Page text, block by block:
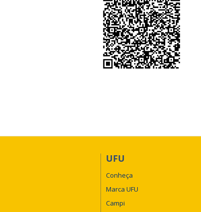
UFU
Conheça
Marca UFU
Campi